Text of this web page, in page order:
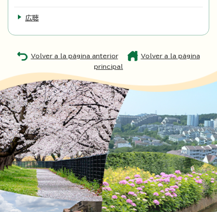
広聴
Volver a la página anterior
Volver a la página
principal